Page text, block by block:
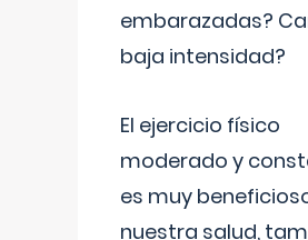
embarazadas?
baja intensidad?
El ejercicio físico
moderado y
es muy
nuestra salud,